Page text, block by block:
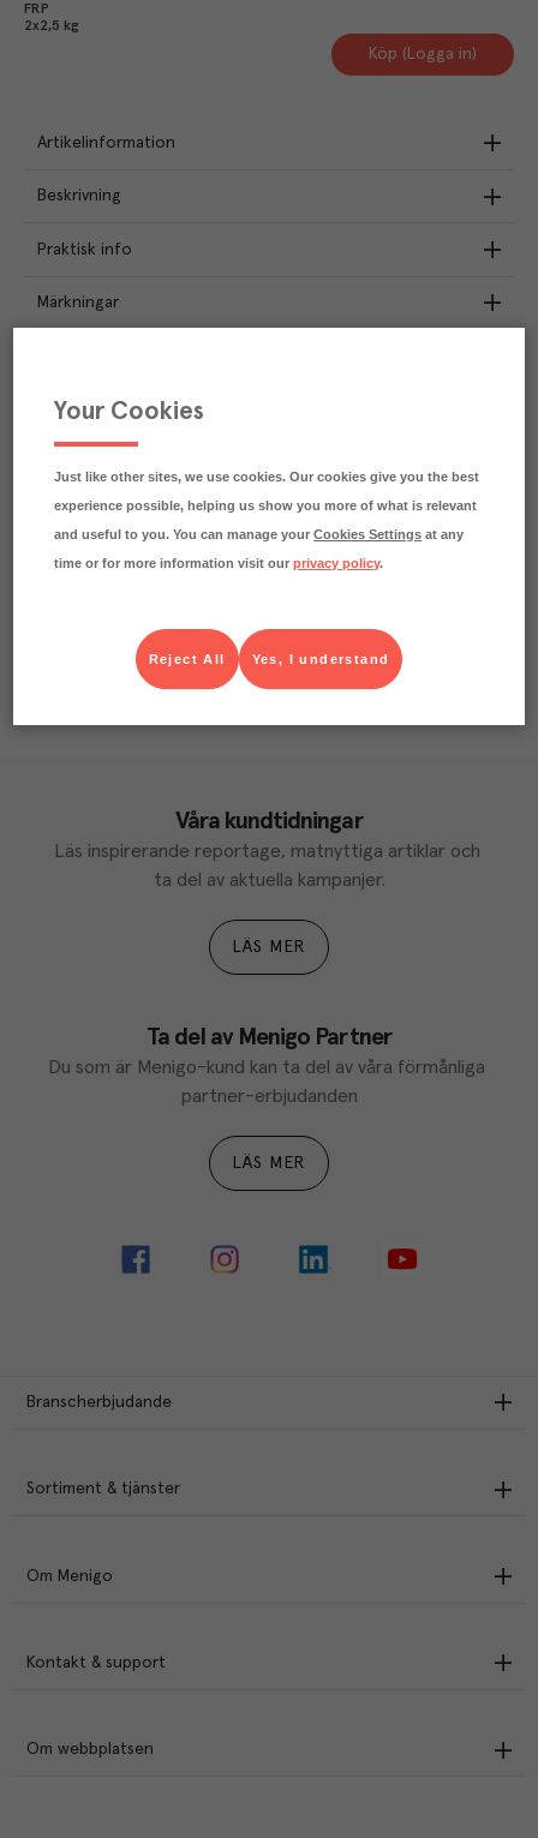
FRP
2x2,5 kg
Köp (Logga in)
Artikelinformation
Beskrivning
Praktisk info
Märkningar
Klimatavtryck
CO₂e/kg
Varje kilo av varan påverkar klimatet motsvarande
utsläppen av 1.5 kg koldioxid.
Läs mer om hur vi beräknar klimatavtryck
Våra kundtidningar
Läs inspirerande reportage, matnyttiga artiklar och
ta del av aktuella kampanjer.
LÄS MER
Ta del av Menigo Partner
Du som är Menigo-kund kan ta del av våra förmånliga
partner-erbjudanden
LÄS MER
Branscherbjudande
Sortiment & tjänster
Om Menigo
Kontakt & support
Om webbplatsen
Your Cookies
Just like other sites, we use cookies. Our cookies give you the best
experience possible, helping us show you more of what is relevant
and useful to you. You can manage yourCookies Settings at any
time or for more information visit ourprivacy policy.
Yes, I understand
Reject All